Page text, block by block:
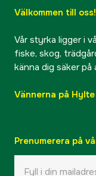
Välkommen till oss!
Vår styrka ligger i
fiske, skog,
känna dig säker
Vännerna på
Prenumerera på